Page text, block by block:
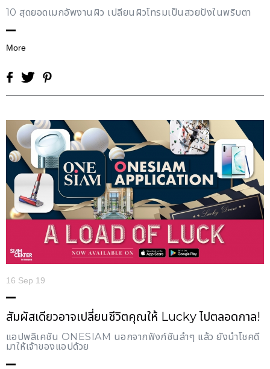
10 สุดยอดเมกอัพงานผิว เปลี่ยนผิวโทรมเป็นสวยปังในพริบตา
More
16 Sep 19
สัมผัสเดียวอาจเปลี่ยนชีวิตคุณให้ Lucky ไปตลอดกาล!
แอปพลิเคชัน ONESIAM นอกจากฟังก์ชันล้ำๆ แล้ว ยังนำโชคดี
มาให้เจ้าของแอปด้วย